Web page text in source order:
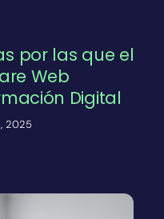
por las que el
Web
Digital
2025